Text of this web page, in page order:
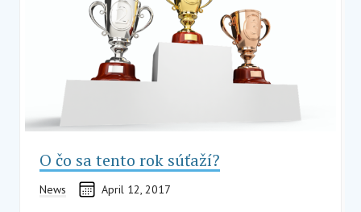
O čo sa tento rok súťaží?
News April 12, 2017